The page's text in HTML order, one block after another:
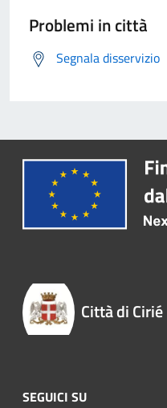
Problemi in città
Segnala disservizio
Città di Cirié
SEGUICI SU